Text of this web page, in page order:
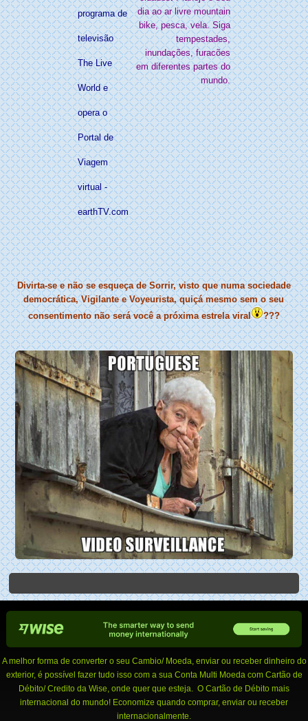
programa de
televisão
The Live
World e
opera o
Portal de
Viagem
virtual -
earthTV.com
dia ao ar livre mountain
bike, pesca, vela. Siga
tempestades,
inundações, furacões
em diferentes partes do
mundo.
Divirta-se e não se esqueça de Sorrir, visto que numa sociedade
democrática, Vigilante e Voyeurista, quiçá mesmo sem o seu
consentimento não será você a próxima estrela viral
???
A melhor forma de converter o seu Cambio/ Moeda, enviar ou receber dinheiro do
exterior, é possível fazer tudo isso com a sua Conta Multi Moeda com Cartão de
Débito/ Credito da Wise, onde quer que esteja. O Cartão de Débito mais
internacional do mundo! Economize quando comprar, enviar ou receber
internacionalmente.